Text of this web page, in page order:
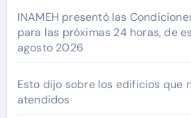
INAMEH presentó las
para las próximas 24 horas, de
agosto 2026
Esto dijo sobre los edificios que
atendidos